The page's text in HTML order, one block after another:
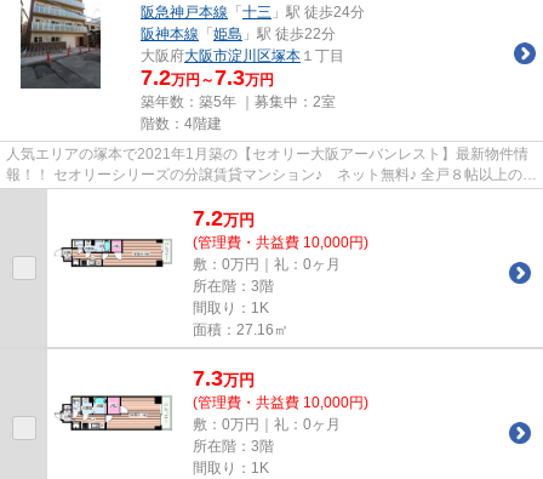
阪急神戸本線 「 十三 」駅 徒歩24分
阪神本線 「 姫島 」駅 徒歩22分
大阪府大阪市淀川区塚本 １丁目
7.2万円～7.3万円
築年数：築5年 ｜募集中： 2室
階数：4階建
人気エリアの塚本で2021年1月築の【セオリー大阪アーバンレスト】最新物件情
報！！ セオリーシリーズの分譲賃貸マンション♪ ネット無料♪ 全戸８帖以上の
7.2万円
(管理費・共益費 10,000円)
敷：0万円｜礼：0ヶ月
所在階：3階
間取り：1K
面積：27.16㎡
7.3万円
(管理費・共益費 10,000円)
敷：0万円｜礼：0ヶ月
所在階：3階
間取り：1K